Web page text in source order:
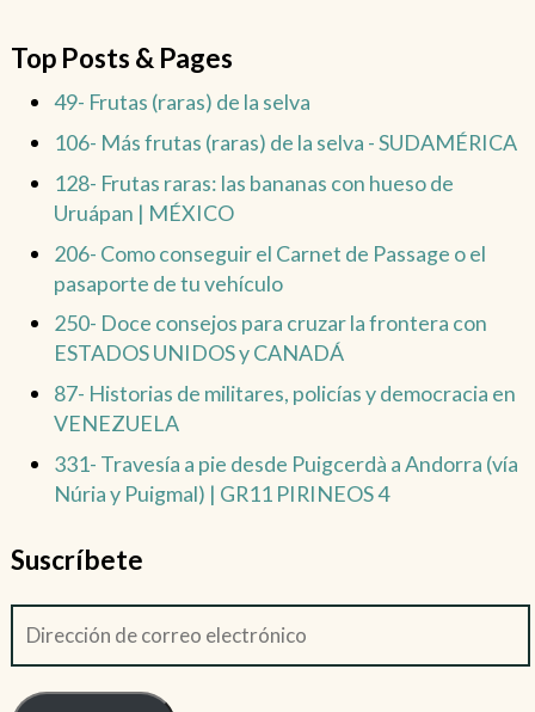
Top Posts & Pages
49- Frutas (raras) de la selva
106- Más frutas (raras) de la selva - SUDAMÉRICA
128- Frutas raras: las bananas con hueso de
Uruápan | MÉXICO
206- Como conseguir el Carnet de Passage o el
pasaporte de tu vehículo
250- Doce consejos para cruzar la frontera con
ESTADOS UNIDOS y CANADÁ
87- Historias de militares, policías y democracia en
VENEZUELA
331- Travesía a pie desde Puigcerdà a Andorra (vía
Núria y Puigmal) | GR11 PIRINEOS 4
Suscríbete